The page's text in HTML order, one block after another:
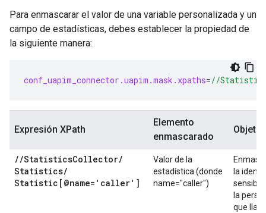
Para enmascarar el valor de una variable personalizada y un
campo de estadísticas, debes establecer la propiedad de
la siguiente manera:
conf_uapim_connector.uapim.mask.xpaths=//
Expresión XPath
Elemento
enmascarado
//StatisticsCollector/
Statistics/
Statistic[@name='caller']
Valor de la
estadística (donde
name="caller")
la
sensible
la
que